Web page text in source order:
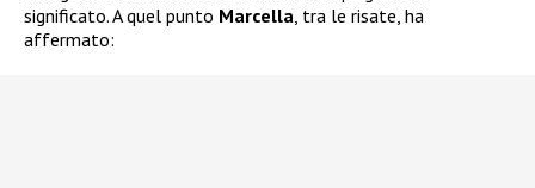
significato. A quel punto Marcella, tra le risate, ha
affermato: